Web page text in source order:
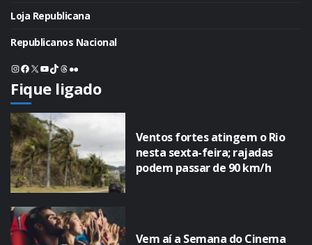
Loja Republicana
Republicanos Nacional
Instagram
Facebook
X Youtube
TikTok
Threads
Flickr
Fique ligado
Ventos fortes atingem o Rio
nesta sexta-feira; rajadas
podem passar de 90 km/h
Vem aí a Semana do Cinema